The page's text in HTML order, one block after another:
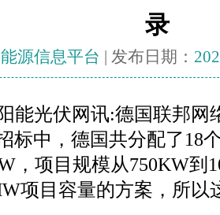
录
源信息平台 | 发布日期：
能光伏网讯:德国联邦网
标中，德国共分配了18
，项目规模从750KW到
项目容量的方案，所以